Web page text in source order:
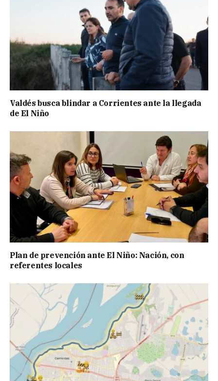
Valdés busca blindar a Corrientes ante la llegada
de El Niño
Plan de prevención ante El Niño: Nación, con
referentes locales